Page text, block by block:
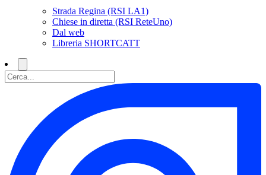
Strada Regina (RSI LA1)
Chiese in diretta (RSI ReteUno)
Dal web
Libreria SHORTCATT